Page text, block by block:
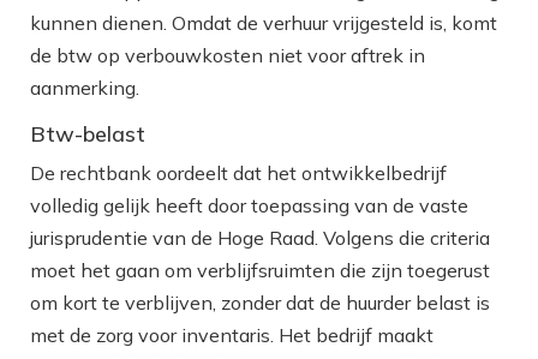
kunnen dienen. Omdat de verhuur vrijgesteld is, komt
de btw op verbouwkosten niet voor aftrek in
aanmerking.
Btw-belast
De rechtbank oordeelt dat het ontwikkelbedrijf
volledig gelijk heeft door toepassing van de vaste
jurisprudentie van de Hoge Raad. Volgens die criteria
moet het gaan om verblijfsruimten die zijn toegerust
om kort te verblijven, zonder dat de huurder belast is
met de zorg voor inventaris. Het bedrijf maakt